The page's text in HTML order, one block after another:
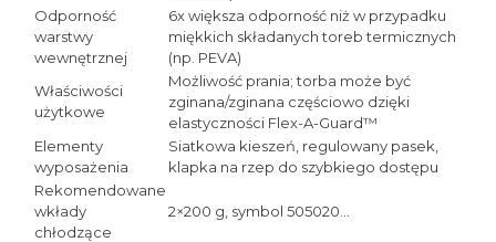
Odporność
warstwy
wewnętrznej
6x większa odporność niż w przypadku
miękkich składanych toreb termicznych
(np. PEVA)
Właściwości
użytkowe
Możliwość prania; torba może być
zginana/zginana częściowo dzięki
elastyczności Flex-A-Guard™
Elementy
wyposażenia
Siatkowa kieszeń, regulowany pasek,
klapka na rzep do szybkiego dostępu
Rekomendowane
wkłady
chłodzące
2×200 g, symbol 505020…